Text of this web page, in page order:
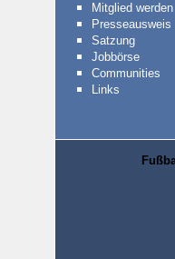
Mitglied werden
Presseausweis
Satzung
Jobbörse
Communities
Links